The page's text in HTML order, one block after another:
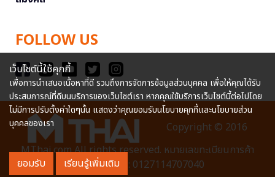
FOLLOW US
Copyright © 2016
MThai.com All rights reserved. หมายเลขทะเบียนการค้า
อิเล็กทรอนิกส์ : 0127114707040
เว็บไซต์นี้ใช้คุกกี้
เพื่อการนำเสนอเนื้อหาที่ดี รวมถึงการจัดการข้อมูลส่วนบุคคล เพื่อให้คุณได้รับ
ประสบการณ์ที่ดีบนบริการของเว็บไซต์เรา หากคุณใช้บริการเว็บไซต์นี้ต่อไปโดย
ไม่มีการปรับตั้งค่าใดๆนั้น แสดงว่าคุณยอมรับนโยบายคุกกี้และนโยบายส่วน
บุคคลของเรา
ยอมรับ เรียนรู้เพิ่มเติม